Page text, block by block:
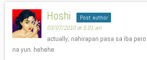
Hoshi Post author
03/07/2010 at 5:01 am
actually, nahirapan pasa sa iba
na yun. hehehe